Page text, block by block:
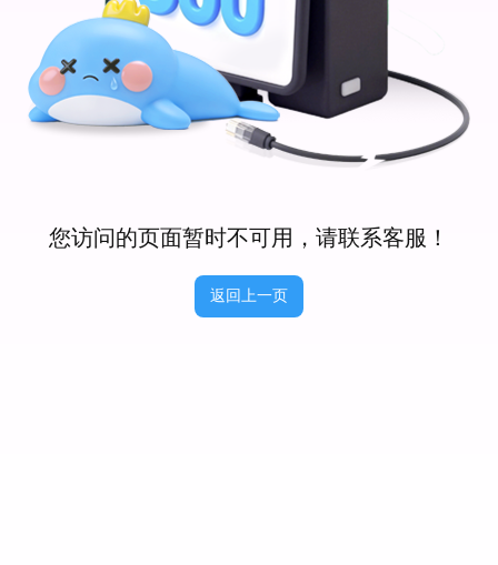
您访问的页面暂时不可用，请联系客服！
返回上一页